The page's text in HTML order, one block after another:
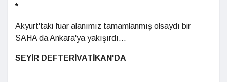
*
Akyurt'taki fuar alanımız tamamlanmış olsaydı bir
SAHA da Ankara'ya yakışırdı...
SEYİR DEFTERİVATİKAN'DA